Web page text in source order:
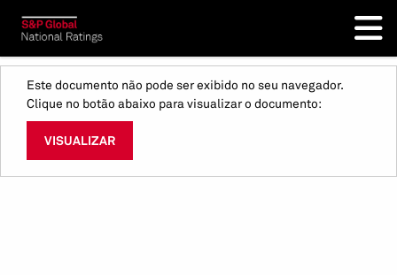
Este documento não pode ser exibido no seu navegador.
Clique no botão abaixo para visualizar o documento:
VISUALIZAR